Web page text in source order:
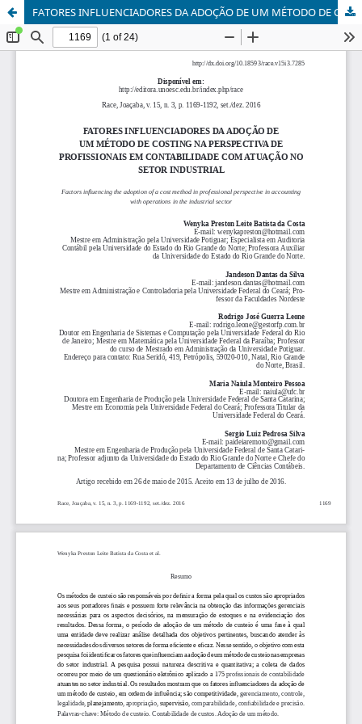
FATORES INFLUENCIADORES DA ADOÇÃO DE UM MÉTODO DE COSTING NA PERSPECTIVA DE PROFISSIONAIS EM CONTABILIDADE COM ATUAÇÃO NO SETOR INDUSTRIAL